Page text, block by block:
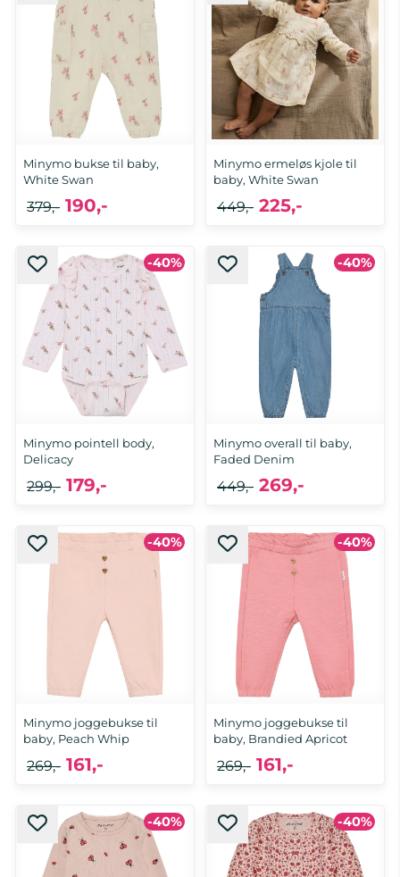
Minymo bukse til baby,
White Swan
190,-
379,-
Minymo ermeløs kjole til
baby, White Swan
225,-
449,-
-40%
Minymo pointell body,
Delicacy
179,-
299,-
-40%
Minymo overall til baby,
Faded Denim
269,-
449,-
-40%
Minymo joggebukse til
baby, Peach Whip
161,-
269,-
-40%
Minymo joggebukse til
baby, Brandied Apricot
161,-
269,-
-40% -40%